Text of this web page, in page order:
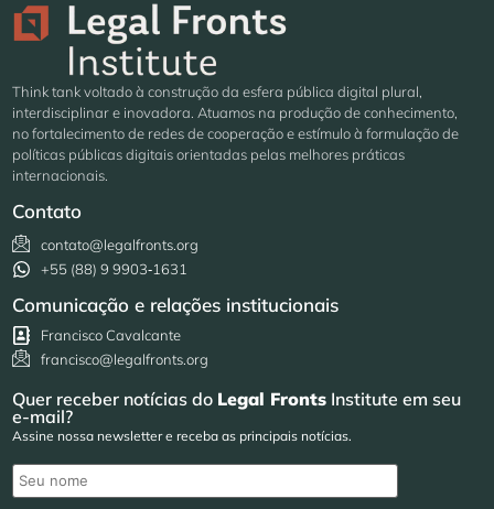
Think tank voltado à construção da esfera pública digital plural,
interdisciplinar e inovadora. Atuamos na produção de conhecimento,
no fortalecimento de redes de cooperação e estímulo à formulação de
políticas públicas digitais orientadas pelas melhores práticas
internacionais.
Contato
contato@legalfronts.org
+55 (88) 9 9903‑1631
Comunicação e relações institucionais
Francisco Cavalcante
francisco@legalfronts.org
Quer receber notícias do Legal Fronts Institute em seu
e-mail?
Assine nossa newsletter e receba as principais notícias.